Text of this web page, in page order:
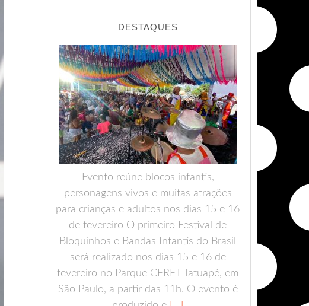
DESTAQUES
Evento reúne blocos infantis,
personagens vivos e muitas atrações
para crianças e adultos nos dias 15 e 16
de fevereiro O primeiro Festival de
Bloquinhos e Bandas Infantis do Brasil
será realizado nos dias 15 e 16 de
fevereiro no Parque CERET Tatuapé, em
São Paulo, a partir das 11h. O evento é